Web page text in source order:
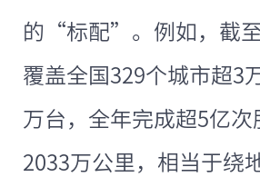
的“标配”。例如，截
覆盖全国329个城市超3
万台，全年完成超5亿
2033万公里，相当于绕